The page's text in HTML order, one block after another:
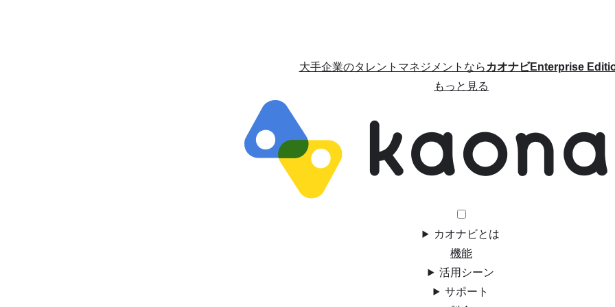
大手企業のタレントマネジメントならカオナビEnterprise
もっと見る
カオナビとは
機能
活用シーン
サポート